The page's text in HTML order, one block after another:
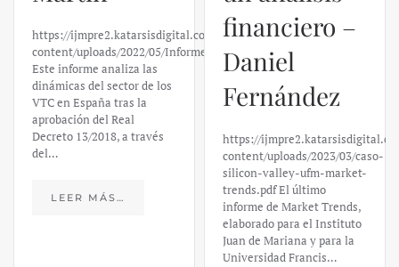
https://ijmpre2.katarsisdigital.com/wp-
content/uploads/2022/05/Informe_sobre_las_VTC.pdf
Este informe analiza las
dinámicas del sector de los
VTC en España tras la
aprobación del Real
Decreto 13/2018, a través
del…
LEER MÁS…
financiero –
Daniel
Fernández
https://
content/uploads/2023/03/caso-
silicon-valley-ufm-market-
trends.pdf El último
informe de Market Trends,
elaborado para el Instituto
Juan de Mariana y para la
Universidad Francis…